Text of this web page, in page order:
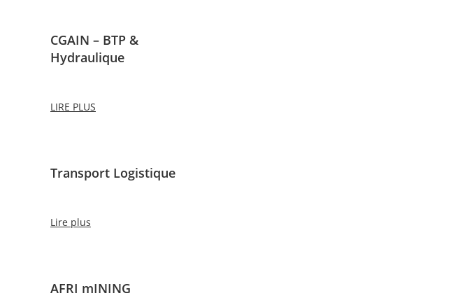
CGAIN – BTP &
Hydraulique
LIRE PLUS
Transport Logistique
Lire plus
AFRI mINING